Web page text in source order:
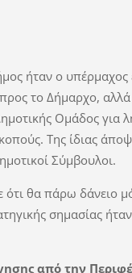
ήταν ο υπέρμαχος
το Δήμαρχο, αλλά
Ομάδος για
Της ίδιας
Σύμβουλοι.
ότι θα πάρω δάνειο
σημασίας
από την